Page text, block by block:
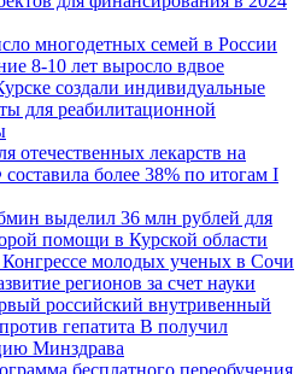
многодетных семей в России
8-10 лет выросло вдвое
создали индивидуальные
для реабилитационной
отечественных лекарств на
более 38% по итогам I
выделил 36 млн рублей для
помощи в Курской области
молодых ученых в Сочи
регионов за счет науки
российский внутривенный
гепатита В получил
Минздрава
бесплатного переобучения